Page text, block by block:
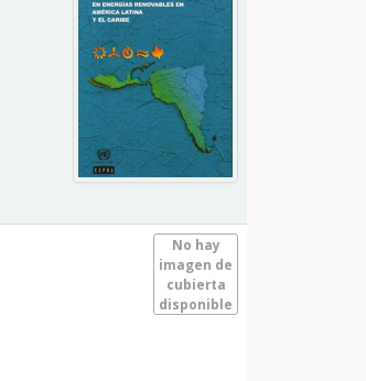
No hay
imagen de
cubierta
disponible